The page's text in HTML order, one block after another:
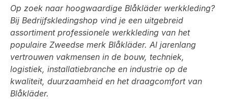
Op zoek naar hoogwaardige Blåkläder werkkleding?
Bij Bedrijfskledingshop vind je een uitgebreid
assortiment professionele werkkleding van het
populaire Zweedse merk Blåkläder. Al jarenlang
vertrouwen vakmensen in de bouw, techniek,
logistiek, installatiebranche en industrie op de
kwaliteit, duurzaamheid en het draagcomfort van
Blåkläder.